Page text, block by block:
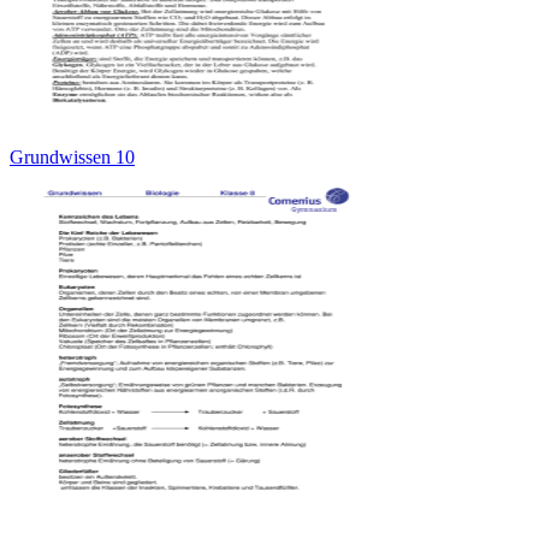
Grundwissen 10